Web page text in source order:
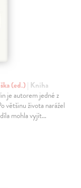
(ed.)| Kniha
je autorem jedné z
většinu života narážel
mohla vyjít…